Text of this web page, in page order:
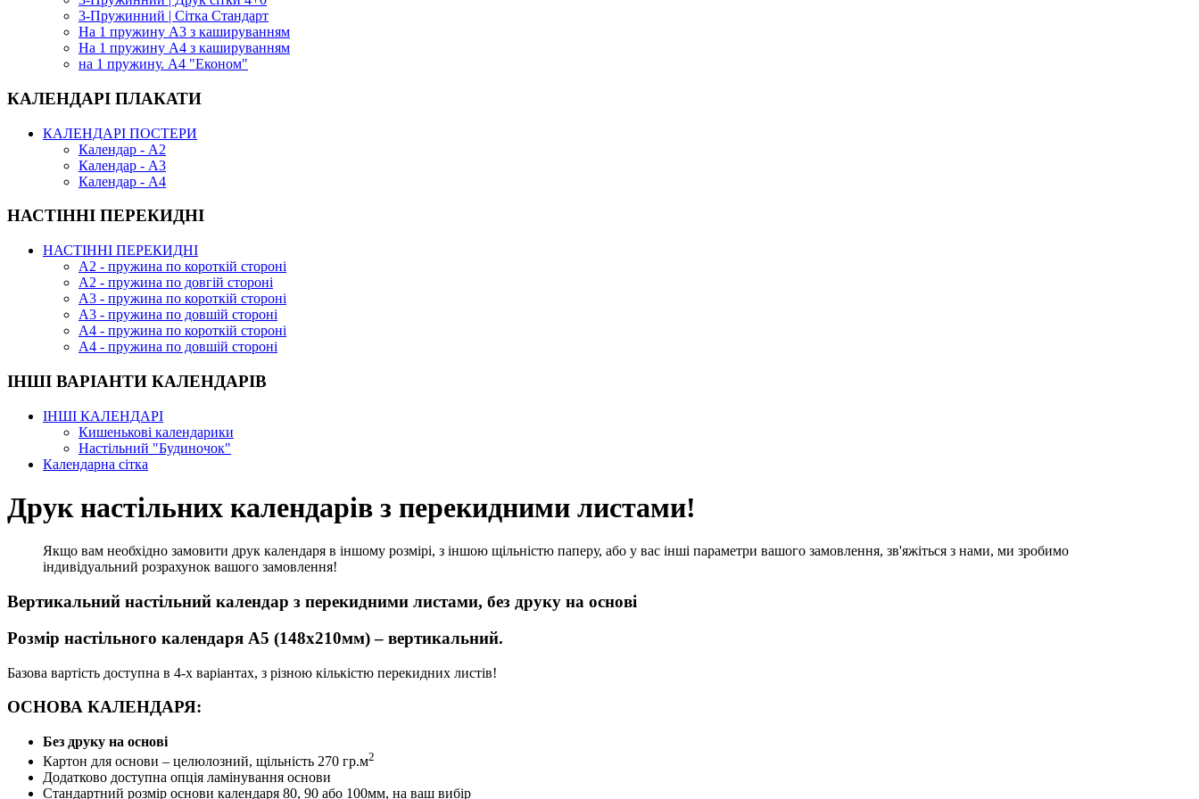
3-Пружинний | Сітка Стандарт
На 1 пружину А3 з кашируванням
На 1 пружину А4 з кашируванням
на 1 пружину. А4 "Економ"
КАЛЕНДАРІ ПЛАКАТИ
КАЛЕНДАРІ ПОСТЕРИ
Календар - А2
Календар - А3
Календар - А4
НАСТІННІ ПЕРЕКИДНІ
НАСТІННІ ПЕРЕКИДНІ
А2 - пружина по короткій стороні
А2 - пружина по довгій стороні
А3 - пружина по короткій стороні
А3 - пружина по довшій стороні
А4 - пружина по короткій стороні
А4 - пружина по довшій стороні
ІНШІ ВАРІАНТИ КАЛЕНДАРІВ
ІНШІ КАЛЕНДАРІ
Кишенькові календарики
Настільний "Будиночок"
Календарна сітка
Друк настільних календарів з перекидними листами!
Якщо вам необхідно замовити друк календаря в іншому розмірі, з іншою щільністю паперу, або у вас інші параметри вашого замовлення, зв'яжіться з нами, ми зробимо
індивідуальний розрахунок вашого замовлення!
Вертикальний настільний календар з перекидними листами, без друку на основі
Розмір настільного календаря А5 (148х210мм) – вертикальний.
Базова вартість доступна в 4-х варіантах, з різною кількістю перекидних листів!
ОСНОВА КАЛЕНДАРЯ:
Без друку на основі
Картон для основи – целюлозний, щільність 270 гр.м2
Додатково доступна опція ламінування основи
Стандартний розмір основи календаря 80, 90 або 100мм, на ваш вибір